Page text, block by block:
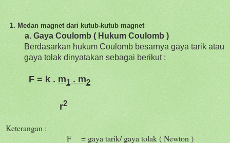
1. Medan magnet dari kutub-kutub magnet
a. Gaya Coulomb ( Hukum Coulomb )
Berdasarkan hukum Coulomb besarnya gaya tarik atau
gaya tolak dinyatakan sebagai berikut :
F = k . m1 . m2
r2
Keterangan :
F
= gaya tarik/ gaya tolak ( Newton )